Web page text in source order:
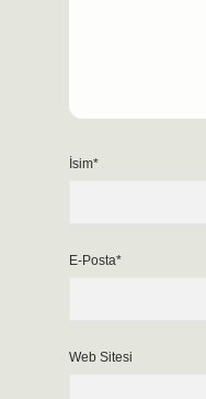
İsim*
E-Posta*
Web Sitesi